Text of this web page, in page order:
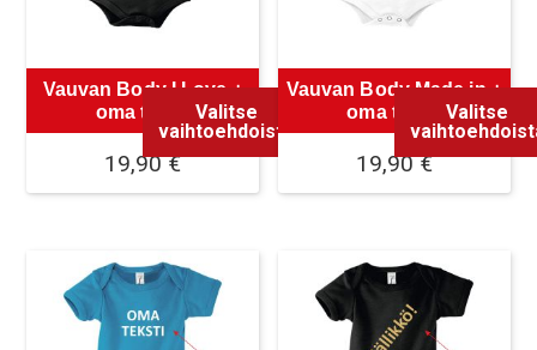
Vauvan Body I Love +
oma teksti
19,90€
Valitse
vaihtoehdoista
on
useampi
muunnelma.
Vauvan Body Made in +
oma teksti
19,90€
Valitse
on
useampi
muunnelma.